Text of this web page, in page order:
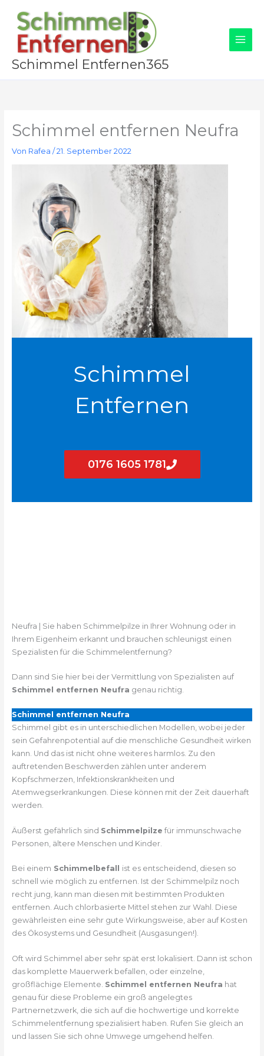
Inhalt
springen
Schimmel Entfernen365
Schimmel entfernen Neufra
Von Rafea /21. September 2022
Schimmel
Entfernen
0176 1605 1781
Neufra | Sie haben Schimmelpilze in Ihrer Wohnung oder in
Ihrem Eigenheim erkannt und brauchen schleunigst einen
Spezialisten für die Schimmelentfernung?
Dann sind Sie hier bei der Vermittlung von Spezialisten auf
Schimmel entfernen Neufra genau richtig.
Schimmel entfernen Neufra
Schimmel gibt es in unterschiedlichen Modellen, wobei jeder
sein Gefahrenpotential auf die menschliche Gesundheit wirken
kann. Und das ist nicht ohne weiteres harmlos. Zu den
auftretenden Beschwerden zählen unter anderem
Kopfschmerzen, Infektionskrankheiten und
Atemwegserkrankungen. Diese können mit der Zeit dauerhaft
werden.
Äußerst gefährlich sind Schimmelpilze für immunschwache
Personen, ältere Menschen und Kinder.
Bei einem Schimmelbefall ist es entscheidend, diesen so
schnell wie möglich zu entfernen. Ist der Schimmelpilz noch
recht jung, kann man diesen mit bestimmten Produkten
entfernen. Auch chlorbasierte Mittel stehen zur Wahl. Diese
gewährleisten eine sehr gute Wirkungsweise, aber auf Kosten
des Ökosystems und Gesundheit (Ausgasungen!).
Oft wird Schimmel aber sehr spät erst lokalisiert. Dann ist schon
das komplette Mauerwerk befallen, oder einzelne,
großflächige Elemente. Schimmel entfernen Neufra hat
genau für diese Probleme ein groß angelegtes
Partnernetzwerk, die sich auf die hochwertige und korrekte
Schimmelentfernung spezialisiert haben. Rufen Sie gleich an
und lassen Sie sich ohne Umwege umgehend helfen.